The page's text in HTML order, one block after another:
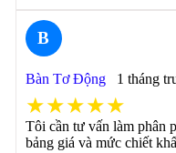
B
Bàn Tơ Động 1 tháng
★★★★★
Tôi cần tư vấn làm phân
bảng giá và mức chiết